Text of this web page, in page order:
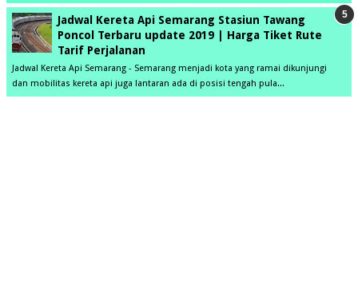
Jadwal Kereta Api Semarang Stasiun Tawang
Poncol Terbaru update 2019 | Harga Tiket Rute
Tarif Perjalanan
Jadwal Kereta Api Semarang - Semarang menjadi kota yang ramai dikunjungi
dan mobilitas kereta api juga lantaran ada di posisi tengah pula...